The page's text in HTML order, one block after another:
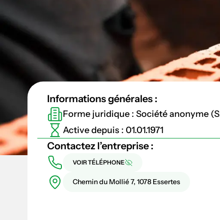
Informations générales :
Forme juridique : Société anonyme
Active depuis : 01.01.1971
Contactez l’entreprise :
VOIR TÉLÉPHONE
Chemin du Mollié 7, 1078 Essertes